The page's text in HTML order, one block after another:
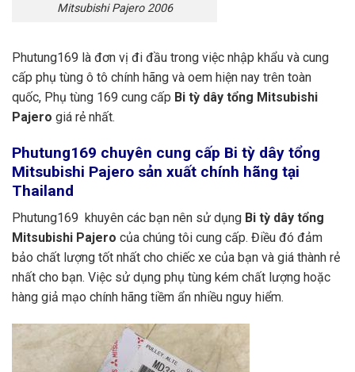
Mitsubishi Pajero 2006
Phutung169 là đơn vị đi đầu trong việc nhập khẩu và cung
cấp phụ tùng ô tô chính hãng và oem hiện nay trên toàn
quốc, Phụ tùng 169 cung cấp Bi tỳ dây tổng Mitsubishi
Pajero giá rẻ nhất.
Phutung169 chuyên cung cấp Bi tỳ dây tổng
Mitsubishi Pajero sản xuất chính hãng tại
Thailand
Phutung169 khuyên các bạn nên sử dụng Bi tỳ dây tổng
Mitsubishi Pajero của chúng tôi cung cấp. Điều đó đảm
bảo chất lượng tốt nhất cho chiếc xe của bạn và giá thành rẻ
nhất cho bạn. Việc sử dụng phụ tùng kém chất lượng hoặc
hàng giả mạo chính hãng tiềm ẩn nhiều nguy hiểm.